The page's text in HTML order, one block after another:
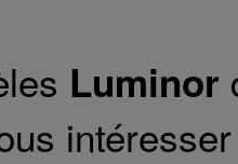
Luminor
intéresser